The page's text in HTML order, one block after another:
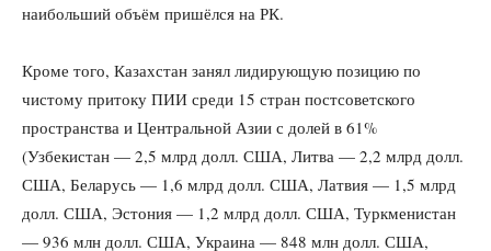
наибольший объём пришёлся на РК.
Кроме того, Казахстан занял лидирующую позицию по
чистому притоку ПИИ среди 15 стран постсоветского
пространства и Центральной Азии с долей в 61%
(Узбекистан — 2,5 млрд долл. США, Литва — 2,2 млрд долл.
США, Беларусь — 1,6 млрд долл. США, Латвия — 1,5 млрд
долл. США, Эстония — 1,2 млрд долл. США, Туркменистан
— 936 млн долл. США, Украина — 848 млн долл. США,